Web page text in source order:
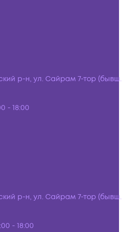
р-н, ул. Сайрам 7-тор (бывш.
- 18:00
р-н, ул. Сайрам 7-тор (бывш.
- 18:00